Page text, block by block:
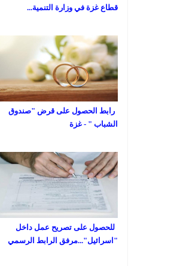
قطاع غزة في وزارة التنمية...
رابط الحصول على قرض "صندوق
الشباب " - غزة
للحصول على تصريح عمل داخل
"اسرائيل"...مرفق الرابط الرسمي